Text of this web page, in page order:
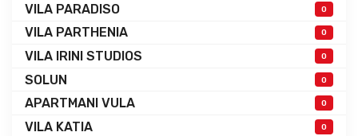
VILA PARADISO 0
VILA PARTHENIA 0
VILA IRINI STUDIOS 0
SOLUN 0
APARTMANI VULA 0
VILA KATIA 0